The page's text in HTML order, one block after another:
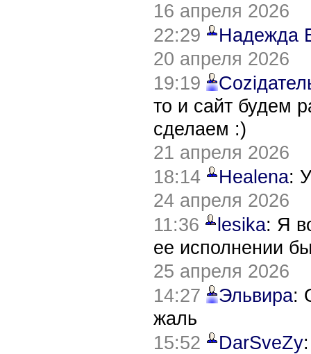
16 апреля 2026
22:29
Надежда
20 апреля 2026
19:19
то и сайт будем
сделаем :)
21 апреля 2026
18:14
Healena:
24 апреля 2026
11:36
lesika: Я
ее исполнении
25 апреля 2026
14:27
Эльвира:
жаль
15:52
DarSveZy